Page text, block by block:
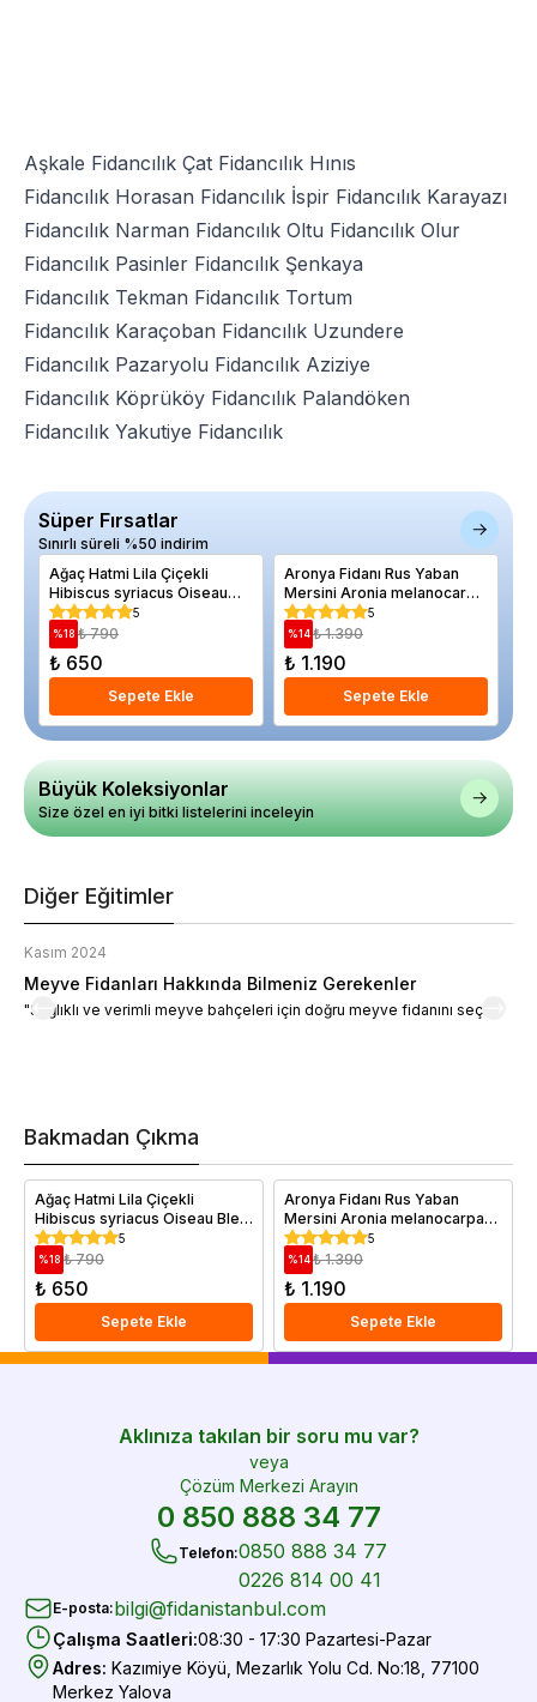
Aşkale Fidancılık Çat Fidancılık Hınıs
Fidancılık Horasan Fidancılık İspir Fidancılık Karayazı
Fidancılık Narman Fidancılık Oltu Fidancılık Olur
Fidancılık Pasinler Fidancılık Şenkaya
Fidancılık Tekman Fidancılık Tortum
Fidancılık Karaçoban Fidancılık Uzundere
Fidancılık Pazaryolu Fidancılık Aziziye
Fidancılık Köprüköy Fidancılık Palandöken
Fidancılık Yakutiye Fidancılık
Süper Fırsatlar
Sınırlı süreli %50 indirim
Ağaç Hatmi Lila Çiçekli
Hibiscus syriacus Oiseau
Bleu 60 80 cm Saksıda
5
%18 ₺ 790
₺ 650
Sepete Ekle
Aronya Fidanı Rus Yaban
Mersini Aronia melanocarpa
Nero 4 Yaş 40 60 cm
Saksıda
5
%14 ₺ 1.390
₺ 1.190
Sepete Ekle
Büyük Koleksiyonlar
Size özel en iyi bitki listelerini inceleyin
Diğer Eğitimler
Kasım 2024
Meyve Fidanları Hakkında Bilmeniz Gerekenler
"Sağlıklı ve verimli meyve bahçeleri için doğru meyve fidanını seçin."
Bakmadan Çıkma
Ağaç Hatmi Lila Çiçekli
Hibiscus syriacus Oiseau Bleu
60 80 cm Saksıda
5
%18 ₺ 790
₺ 650
Sepete Ekle
Aronya Fidanı Rus Yaban
Mersini Aronia melanocarpa
Nero 4 Yaş 40 60 cm Saksıda
5
%14 ₺ 1.390
₺ 1.190
Sepete Ekle
Aklınıza takılan bir soru mu var?
veya
Çözüm Merkezi Arayın
0 850 888 34 77
Telefon:0850 888 34 77
0226 814 00 41
E-posta:bilgi@fidanistanbul.com
Çalışma Saatleri:08:30 - 17:30 Pazartesi-Pazar
Adres: Kazımiye Köyü, Mezarlık Yolu Cd. No:18, 77100
Merkez Yalova